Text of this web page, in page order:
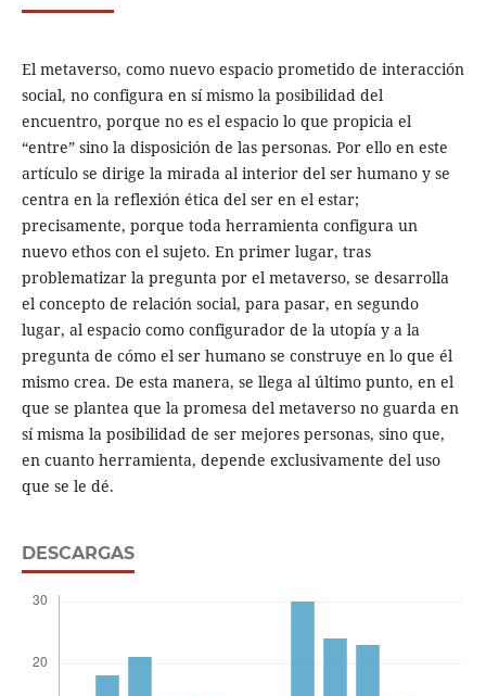
El metaverso, como nuevo espacio prometido de interacción
social, no configura en sí mismo la posibilidad del
encuentro, porque no es el espacio lo que propicia el
“entre” sino la disposición de las personas. Por ello en este
artículo se dirige la mirada al interior del ser humano y se
centra en la reflexión ética del ser en el estar;
precisamente, porque toda herramienta configura un
nuevo ethos con el sujeto. En primer lugar, tras
problematizar la pregunta por el metaverso, se desarrolla
el concepto de relación social, para pasar, en segundo
lugar, al espacio como configurador de la utopía y a la
pregunta de cómo el ser humano se construye en lo que él
mismo crea. De esta manera, se llega al último punto, en el
que se plantea que la promesa del metaverso no guarda en
sí misma la posibilidad de ser mejores personas, sino que,
en cuanto herramienta, depende exclusivamente del uso
que se le dé.
DESCARGAS